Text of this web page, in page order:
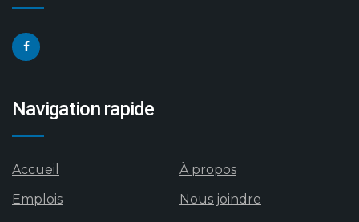
Navigation rapide
Accueil
À propos
Emplois
Nous joindre